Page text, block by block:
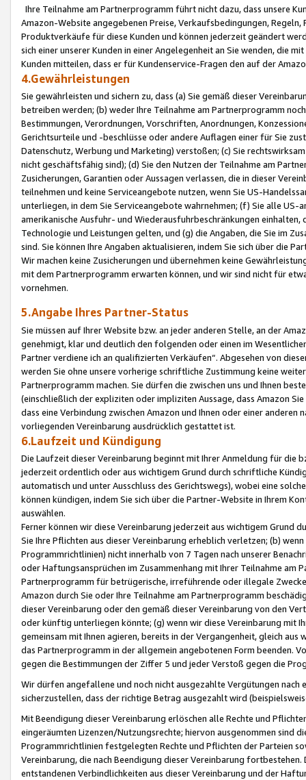
Ihre Teilnahme am Partnerprogramm führt nicht dazu, dass unsere
Amazon-Website angegebenen Preise, Verkaufsbedingungen,
Produktverkäufe für diese Kunden und können jederzeit geändert
sich einer unserer Kunden in einer Angelegenheit an Sie wenden, die
Kunden mitteilen, dass er für Kundenservice-Fragen den auf der
4.Gewährleistungen
Sie gewährleisten und sichern zu, dass (a) Sie gemäß dieser
betreiben werden; (b) weder Ihre Teilnahme am Partnerprogramm
Bestimmungen, Verordnungen, Vorschriften, Anordnungen,
Gerichtsurteile und -beschlüsse oder andere Auflagen einer für Sie
Datenschutz, Werbung und Marketing) verstoßen; (c) Sie
nicht geschäftsfähig sind); (d) Sie den Nutzen der Teilnahme am
Zusicherungen, Garantien oder Aussagen verlassen, die in dieser
teilnehmen und keine Serviceangebote nutzen, wenn Sie US-
unterliegen, in dem Sie Serviceangebote wahrnehmen; (f) Sie alle
amerikanische Ausfuhr- und Wiederausfuhrbeschränkungen
Technologie und Leistungen gelten, und (g) die Angaben, die Sie im
sind. Sie können Ihre Angaben aktualisieren, indem Sie sich über die
Wir machen keine Zusicherungen und übernehmen keine
mit dem Partnerprogramm erwarten können, und wir sind nicht für
vornehmen.
5.Angabe Ihres Partner-Status
Sie müssen auf Ihrer Website bzw. an jeder anderen Stelle, an der
genehmigt, klar und deutlich den folgenden oder einen im
Partner verdiene ich an qualifizierten Verkäufen“. Abgesehen von
werden Sie ohne unsere vorherige schriftliche Zustimmung keine
Partnerprogramm machen. Sie dürfen die zwischen uns und Ihnen
(einschließlich der expliziten oder impliziten Aussage, dass Amazon
dass eine Verbindung zwischen Amazon und Ihnen oder einer
vorliegenden Vereinbarung ausdrücklich gestattet ist.
6.Laufzeit und Kündigung
Die Laufzeit dieser Vereinbarung beginnt mit Ihrer Anmeldung für die
jederzeit ordentlich oder aus wichtigem Grund durch schriftliche
automatisch und unter Ausschluss des Gerichtswegs), wobei eine
können kündigen, indem Sie sich über die Partner-Website in Ihrem
auswählen.
Ferner können wir diese Vereinbarung jederzeit aus wichtigem Grund
Sie Ihre Pflichten aus dieser Vereinbarung erheblich verletzen; (b)
Programmrichtlinien) nicht innerhalb von 7 Tagen nach unserer
oder Haftungsansprüchen im Zusammenhang mit Ihrer Teilnahme am
Partnerprogramm für betrügerische, irreführende oder illegale
Amazon durch Sie oder Ihre Teilnahme am Partnerprogramm
dieser Vereinbarung oder den gemäß dieser Vereinbarung von den
oder künftig unterliegen könnte; (g) wenn wir diese Vereinbarung mit
gemeinsam mit Ihnen agieren, bereits in der Vergangenheit, gleich
das Partnerprogramm in der allgemein angebotenen Form beenden.
gegen die Bestimmungen der Ziffer 5 und jeder Verstoß gegen die
Wir dürfen angefallene und noch nicht ausgezahlte Vergütungen
sicherzustellen, dass der richtige Betrag ausgezahlt wird
Mit Beendigung dieser Vereinbarung erlöschen alle Rechte und
eingeräumten Lizenzen/Nutzungsrechte; hiervon ausgenommen sind
Programmrichtlinien festgelegten Rechte und Pflichten der Parteien
Vereinbarung, die nach Beendigung dieser Vereinbarung
entstandenen Verbindlichkeiten aus dieser Vereinbarung und der